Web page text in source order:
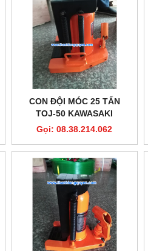
CON ĐỘI MÓC 25 TẤN
TOJ-50 KAWASAKI
Gọi: 08.38.214.062